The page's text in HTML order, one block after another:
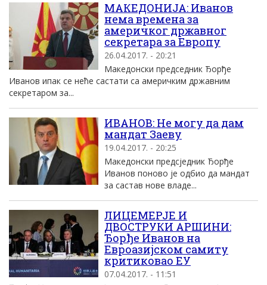
МАКЕДОНИЈА: Иванов
нема времена за
америчког државног
секретара за Европу
26.04.2017. - 20:21
Македонски председник Ђорђе
Иванов ипак се неће састати са америчким државним
секретаром за...
ИВАНОВ: Не могу да дам
мандат Заеву
19.04.2017. - 20:25
Македонски предсједник Ђорђе
Иванов поново је одбио да мандат
за састав нове владе...
ЛИЦЕМЕРЈЕ И
ДВОСТРУКИ АРШИНИ:
Ђорђе Иванов на
Евроазијском самиту
критиковао ЕУ
07.04.2017. - 11:51